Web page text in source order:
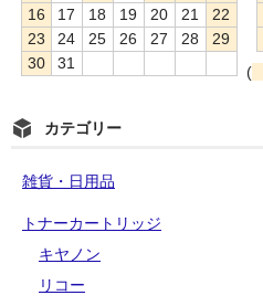
16
17 18 19 20 21
22
23
24 25 26 27 28
29
30
31
(
カテゴリー
雑貨・日用品
トナーカートリッジ
キヤノン
リコー